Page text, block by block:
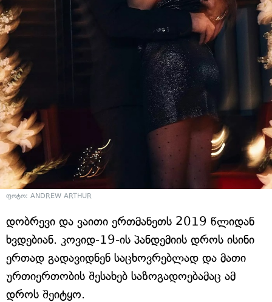
ფოტო: ANDREW ARTHUR
დობრევი და ვაითი ერთმანეთს 2019 წლიდან
ხვდებიან. კოვიდ-19-ის პანდემიის დროს ისინი
ერთად გადავიდნენ საცხოვრებლად და მათი
ურთიერთობის შესახებ საზოგადოებამაც ამ
დროს შეიტყო.